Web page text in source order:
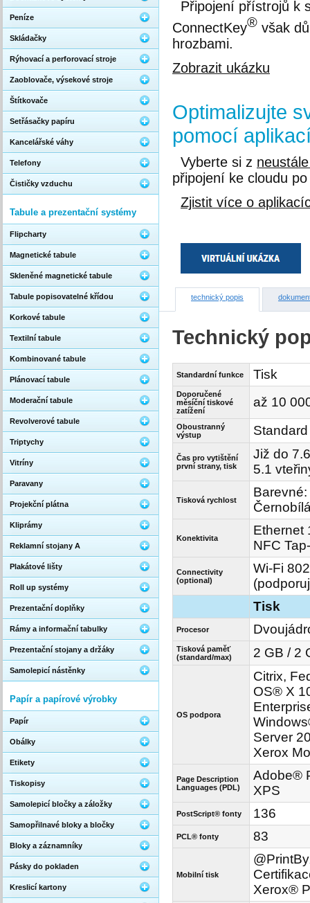
Připojení přístrojů k
ConnectKey® však
hrozbami.
Zobrazit ukázku
Optimalizujte
pomocí
Vyberte si z
připojení ke cloudu
Zjistit více o
technický popis
Technický
Standardní funkce Tisk
Doporučené
měsíční tiskové
zatížení
až 10
Oboustranný
výstup
Standard
Čas pro vytištění
první strany, tisk
Již do
5.1
Tisková rychlost
Konektivita
Ethernet
NFC
Connectivity
(optional)
Wi-Fi
Tisk
Procesor
Tisková paměť
(standard/max)
2 GB / 2
OS podpora
Citrix,
OS® X
Server
Xerox
Page Description
Languages (PDL)
Adobe®
XPS
PostScript® fonty 136
PCL® fonty 83
Mobilní tisk
Xerox®
Peníze
Skládačky
Rýhovací a perforovací stroje
Zaoblovače, výsekové stroje
Štítkovače
Setřásačky papíru
Kancelářské váhy
Telefony
Čističky vzduchu
Tabule a prezentační systémy
Flipcharty
Magnetické tabule
Skleněné magnetické tabule
Tabule popisovatelné křídou
Korkové tabule
Textilní tabule
Kombinované tabule
Plánovací tabule
Moderační tabule
Revolverové tabule
Triptychy
Vitríny
Paravany
Projekční plátna
Kliprámy
Reklamní stojany A
Plakátové lišty
Roll up systémy
Prezentační doplňky
Rámy a informační tabulky
Prezentační stojany a držáky
Samolepicí nástěnky
Papír a papírové výrobky
Papír
Obálky
Etikety
Tiskopisy
Samolepicí bločky a záložky
Samopřilnavé bloky a bločky
Bloky a záznamníky
Pásky do pokladen
Kreslicí kartony